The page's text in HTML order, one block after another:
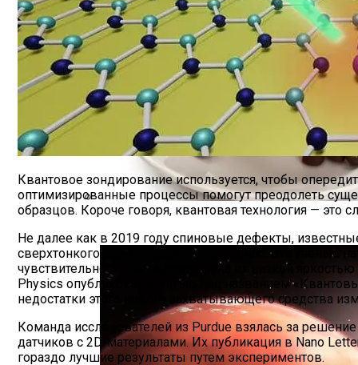
Квантовое зондирование используется, чтобы
оптимизированные процессы помогут преодолеть
образцов. Короче говоря, квантовая технология — это
Не далее как в 2019 году спиновые дефекты,
сверхтонкого квантового зондирования . Эти ученые
чувствительность была ограничена их низкой
Physics опубликовала статью под названием
недостатки этого нового захватывающего средства
Команда исследователей из Purdue взялась за
датчиков с 2D-материалами. Их публикация в Nano
гораздо лучшие результаты путем экспериментов.